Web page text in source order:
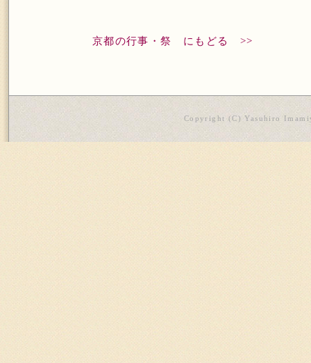
京都の行事・祭 にもどる >>
Copyright (C) Yasuhiro